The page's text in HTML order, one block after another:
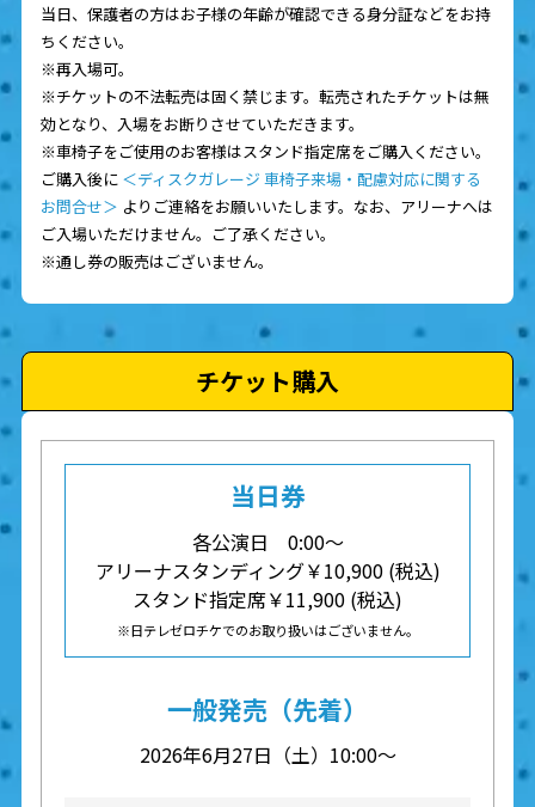
当日、保護者の方はお子様の年齢が確認できる身分証などをお持
ちください。
※再入場可。
※チケットの不法転売は固く禁じます。転売されたチケットは無
効となり、入場をお断りさせていただきます。
※車椅子をご使用のお客様はスタンド指定席をご購入ください。
ご購入後に ＜ディスクガレージ 車椅子来場・配慮対応に関する
お問合せ＞ よりご連絡をお願いいたします。なお、アリーナへは
ご入場いただけません。ご了承ください。
※通し券の販売はございません。
チケット購入
当日券
各公演日 0:00〜
アリーナスタンディング￥10,900 (税込)
スタンド指定席￥11,900 (税込)
※日テレゼロチケでのお取り扱いはございません。
一般発売（先着）
2026年6月27日（土）10:00〜